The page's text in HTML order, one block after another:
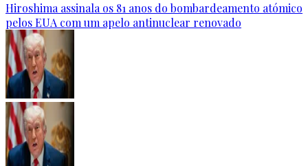
Hiroshima assinala os 81 anos do bombardeamento atómico
pelos EUA com um apelo antinuclear renovado